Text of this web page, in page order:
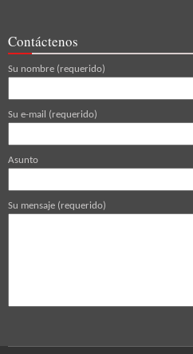
Contáctenos
Su nombre (requerido)
Su e-mail (requerido)
Asunto
Su mensaje (requerido)